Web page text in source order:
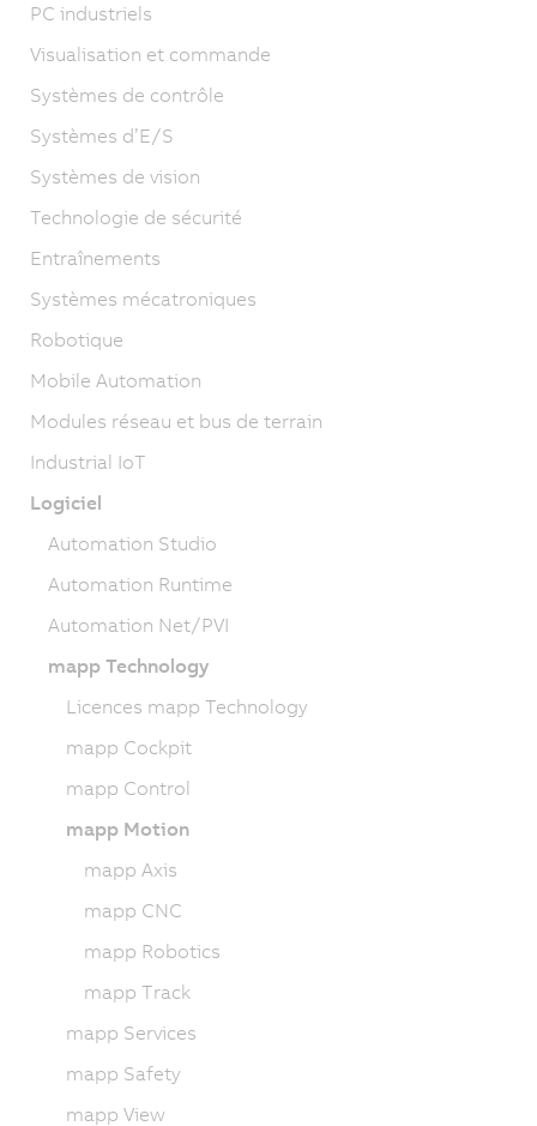
PC industriels
Visualisation et commande
Systèmes de contrôle
Systèmes d’E/S
Systèmes de vision
Technologie de sécurité
Entraînements
Systèmes mécatroniques
Robotique
Mobile Automation
Modules réseau et bus de terrain
Industrial IoT
Logiciel
Automation Studio
Automation Runtime
Automation Net/PVI
mapp Technology
Licences mapp Technology
mapp Cockpit
mapp Control
mapp Motion
mapp Axis
mapp CNC
mapp Robotics
mapp Track
mapp Services
mapp Safety
mapp View